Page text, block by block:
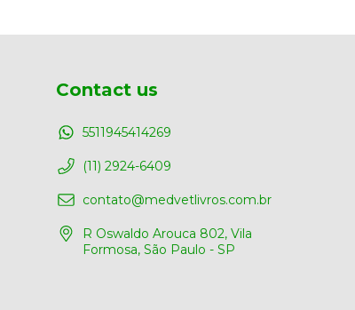
Contact us
5511945414269
(11) 2924-6409
contato@medvetlivros.com.br
R Oswaldo Arouca 802, Vila
Formosa, São Paulo - SP